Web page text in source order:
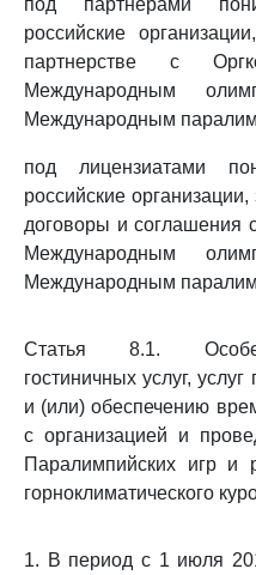
под партнерами
российские
партнерстве с
Международным
Международным
под лицензиатами
российские
договоры и соглашения
Международным
Международным
Статья 8.1.
гостиничных услуг,
и (или) обеспечению
с организацией и
Паралимпийских игр и
горноклиматического
1. В период с 1 июля